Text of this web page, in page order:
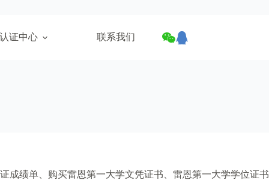
证中心 联系我们
成绩单、购买雷恩第一大学文凭证书、雷恩第一大学学位证书